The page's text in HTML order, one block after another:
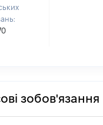
зобов'язання